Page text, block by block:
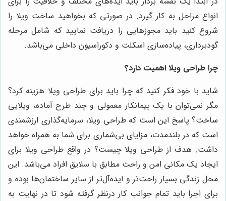
انواع مراحل به کار گیرد. در صورتی که بخواهید ساخت ویلا را
شروع کنید باید مجوزهایی را دریافت نمایید که شامل مرحله
گودبرداری، پیاده‌سازی اسکلت و دکوراسیون داخلی می‌باشد.
چرا طراحی ویلا اهمیت دارد؟
شاید با خود فکر کنید که چرا باید برای طراحی ویلا هزینه کرد؟
مگر نمی‌توان با یک پیمانکار معمولی و چند طرح آماده، ویلایی
ساخت؟ پاسخ این است که طراحی ویلا، سرمایه‌گذاری ارزشمندی
است که در بلندمدت، مزایای بی‌شماری برای شما به همراه خواهد
داشت. هدف از طراحی ویلا چیست؟ در واقع طراحی ویلا برای
ایجاد یک مکانی امن و راحت مطابق با سلایق افراد می‌باشد. این
محل زندگی بسیار راحت‌تر و ایده‌آل‌تر از سایر ساختمان‌ها بوده و
برای اجرا باید تمام جوانب کار درنظر گرفته شود تا در نهایت به